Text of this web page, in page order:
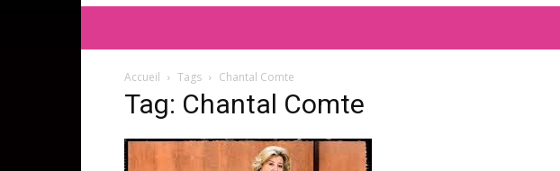
Accueil Tags Chantal Comte
Tag: Chantal Comte